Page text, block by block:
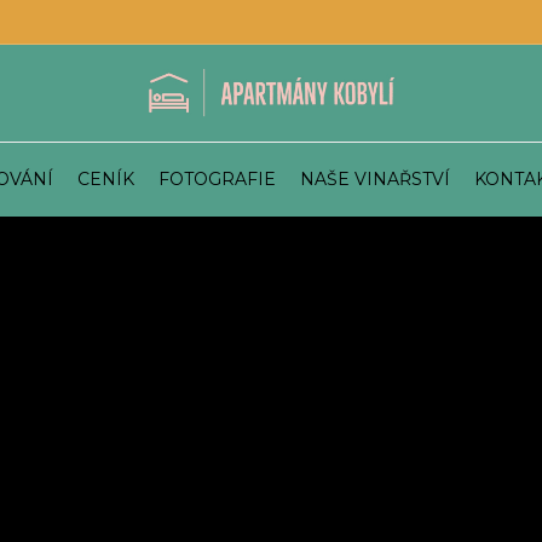
CENÍK FOTOGRAFIE NAŠE VINAŘSTVÍ